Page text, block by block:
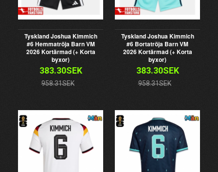
Tyskland Joshua Kimmich
#6 Hemmatröja Barn VM
2026 Kortärmad (+ Korta
byxor)
383.30SEK
958.31SEK
Tyskland Joshua Kimmich
#6 Bortatröja Barn VM
2026 Kortärmad (+ Korta
byxor)
383.30SEK
958.31SEK